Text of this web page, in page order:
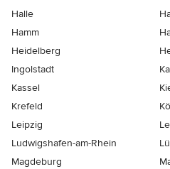
Halle
Hamm
Heidelberg
Ingolstadt
Kassel
Krefeld
Leipzig
Ludwigshafen-am-Rhein
Magdeburg